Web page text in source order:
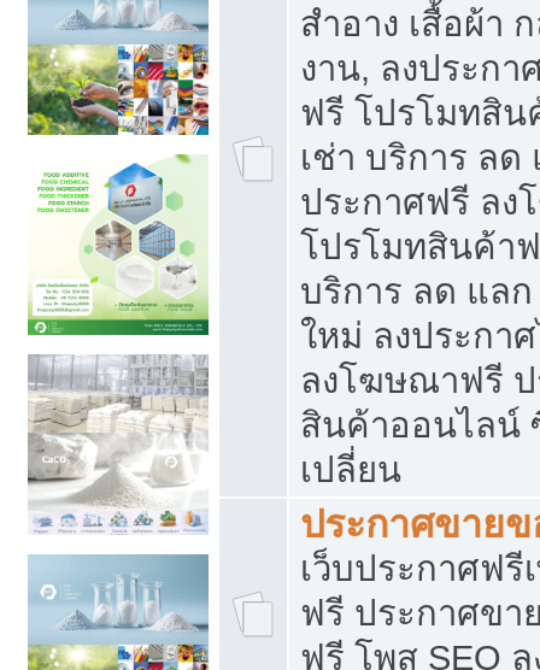
สำอาง เสื้อผ้า
งาน, ลงประก
ฟรี โปรโมทสิ
เช่า บริการ ลด
ประกาศฟรี ล
โปรโมทสินค้า
บริการ ลด แล
ใหม่ ลงประกา
ลงโฆษณาฟรี
สินค้าออนไลน์
เปลี่ยน
ประกาศขายข
เว็บประกาศฟรี
ฟรี ประกาศขา
ฟรี โพส SEO